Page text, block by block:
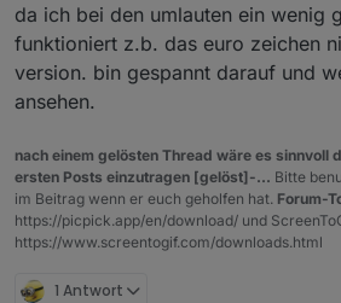
da ich bei den umlauten ein wenig
funktioniert z.b. das euro zeichen
version. bin gespannt darauf und
ansehen.
nach einem gelösten Thread wäre es sinnvoll
ersten Posts einzutragen [gelöst]-... Bitte
im Beitrag wenn er euch geholfen hat. Forum-
https://picpick.app/en/download/ und
https://www.screentogif.com/downloads.html
1 Antwort